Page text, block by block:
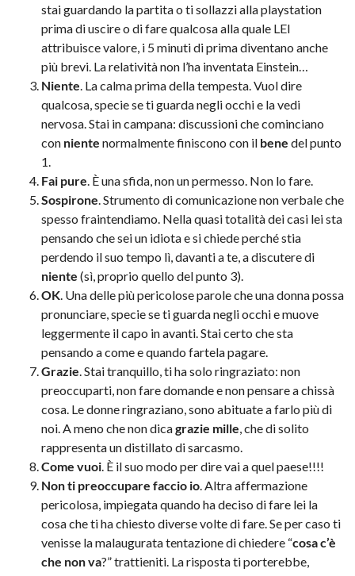
stai guardando la partita o ti sollazzi alla playstation
prima di uscire o di fare qualcosa alla quale LEI
attribuisce valore, i 5 minuti di prima diventano anche
più brevi. La relatività non l’ha inventata Einstein…
Niente . La calma prima della tempesta. Vuol dire
qualcosa, specie se ti guarda negli occhi e la vedi
nervosa. Stai in campana: discussioni che cominciano
con nientenormalmente finiscono con il benedel punto
1.
Fai pure . È una sfida, non un permesso. Non lo fare.
Sospirone . Strumento di comunicazione non verbale che
spesso fraintendiamo. Nella quasi totalità dei casi lei sta
pensando che sei un idiota e si chiede perché stia
perdendo il suo tempo lì, davanti a te, a discutere di
niente (sì, proprio quello del punto 3).
OK . Una delle più pericolose parole che una donna possa
pronunciare, specie se ti guarda negli occhi e muove
leggermente il capo in avanti. Stai certo che sta
pensando a come e quando fartela pagare.
Grazie . Stai tranquillo, ti ha solo ringraziato: non
preoccuparti, non fare domande e non pensare a chissà
cosa. Le donne ringraziano, sono abituate a farlo più di
noi. A meno che non dicagrazie mille , che di solito
rappresenta un distillato di sarcasmo.
Come vuoi . È il suo modo per dire vai a quel paese!!!!
Non ti preoccupare faccio io . Altra affermazione
pericolosa, impiegata quando ha deciso di fare lei la
cosa che ti ha chiesto diverse volte di fare. Se per caso ti
venisse la malaugurata tentazione di chiedere “cosa c’è
che non va?” trattieniti. La risposta ti porterebbe,